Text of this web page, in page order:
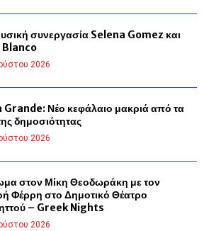
συνεργασία Selena Gomez και
Blanco
2026
Νέο κεφάλαιο μακριά από τα
δημοσιότητας
2026
στον Μίκη Θεοδωράκη με τον
Φέρρη στο Δημοτικό Θέατρο
– Greek Nights
2026